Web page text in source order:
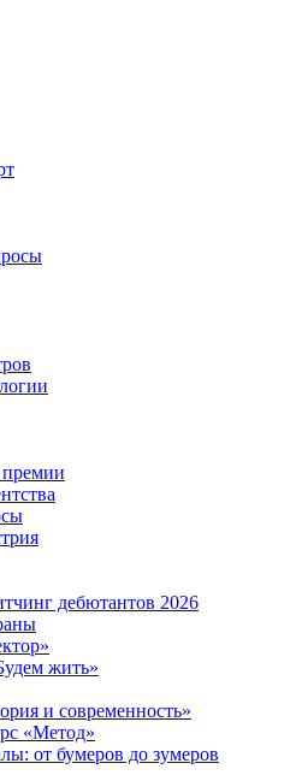
дебютантов 2026
жить»
и современность»
«Метод»
от бумеров до зумеров